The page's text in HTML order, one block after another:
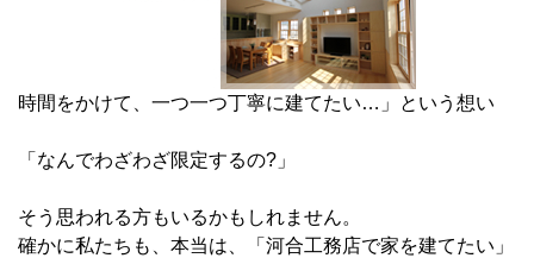
時間をかけて、一つ一つ丁寧に建てたい…」という想い
「なんでわざわざ限定するの?」
そう思われる方もいるかもしれません。
確かに私たちも、本当は、「河合工務店で家を建てたい」